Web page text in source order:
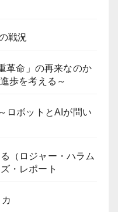
戦況
革命」の再来なのか
歩を考える～
ロボットとAIが問い
（ロジャー・ハラム
・レポート